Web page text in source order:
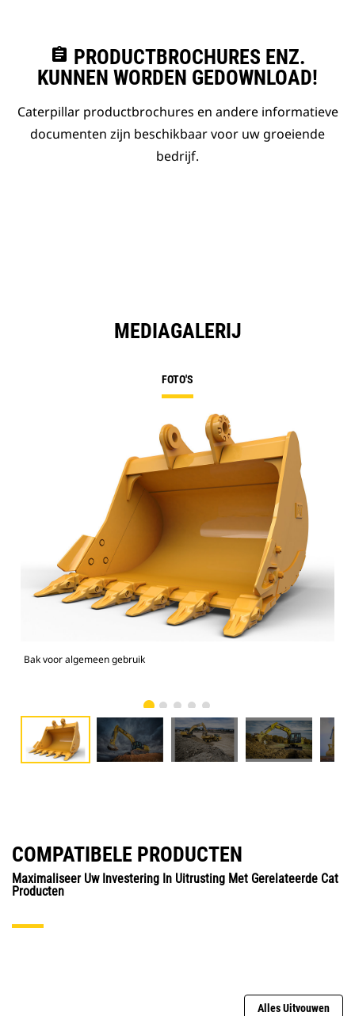
assignment PRODUCTBROCHURES ENZ.
KUNNEN WORDEN GEDOWNLOAD!
Caterpillar productbrochures en andere informatieve
documenten zijn beschikbaar voor uw groeiende
bedrijf.
MEDIAGALERIJ
FOTO'S
Bak voor algemeen gebruik
COMPATIBELE PRODUCTEN
Maximaliseer Uw Investering In Uitrusting Met Gerelateerde Cat
Producten
Alles Uitvouwen